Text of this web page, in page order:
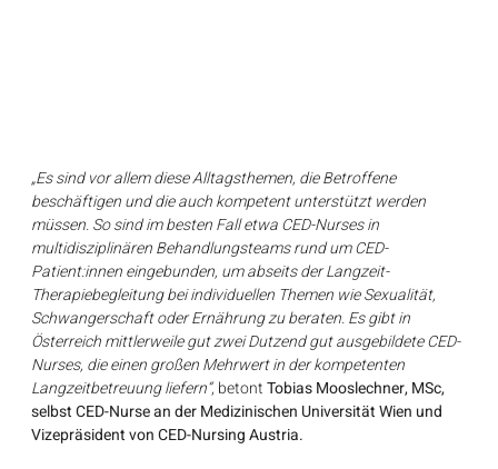
„Es sind vor allem diese Alltagsthemen, die Betroffene
beschäftigen und die auch kompetent unterstützt werden
müssen. So sind im besten Fall etwa CED-Nurses in
multidisziplinären Behandlungsteams rund um CED-
Patient:innen eingebunden, um abseits der Langzeit-
Therapiebegleitung bei individuellen Themen wie Sexualität,
Schwangerschaft oder Ernährung zu beraten. Es gibt in
Österreich mittlerweile gut zwei Dutzend gut ausgebildete CED-
Nurses, die einen großen Mehrwert in der kompetenten
Langzeitbetreuung liefern“, betont Tobias Mooslechner, MSc,
selbst CED-Nurse an der Medizinischen Universität Wien und
Vizepräsident von CED-Nursing Austria.